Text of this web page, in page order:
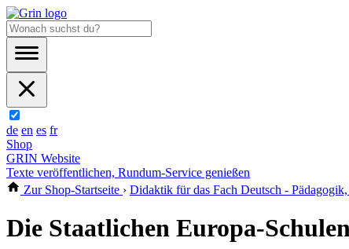
de en es fr
Shop
GRIN Website
Texte veröffentlichen, Rundum-Service genießen
Zur Shop-Startseite › Didaktik für das Fach Deutsch -
Die Staatlichen Europa-